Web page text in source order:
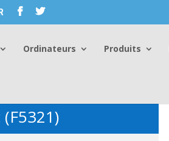
Ordinateurs Produits